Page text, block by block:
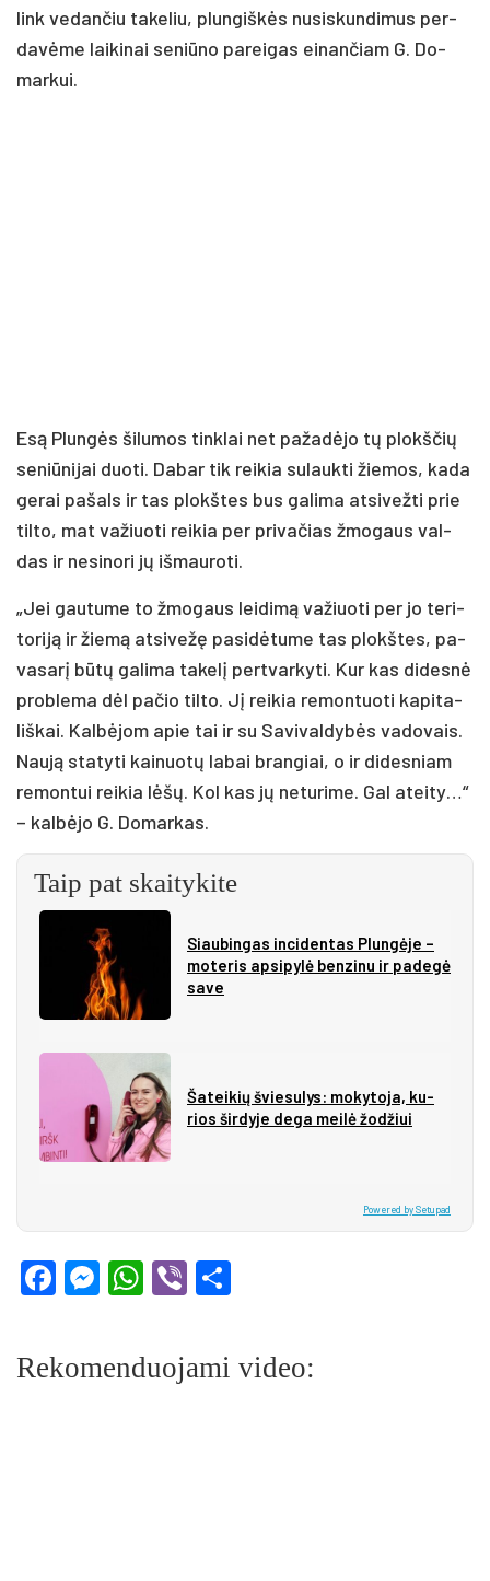
link ve­dan­čiu ta­ke­liu, plun­giš­kės nu­si­skun­di­mus per­
da­vė­me lai­ki­nai se­niū­no pa­rei­gas ei­nan­čiam G. Do­
mar­kui.
Esą Plun­gės ši­lu­mos tink­lai net pa­ža­dė­jo tų plokš­čių
se­niū­ni­jai duo­ti. Da­bar tik rei­kia su­lauk­ti žie­mos, ka­da
ge­rai pa­šals ir tas plokš­tes bus ga­li­ma at­si­vež­ti prie
til­to, mat va­žiuo­ti rei­kia per pri­va­čias žmo­gaus val­
das ir ne­si­no­ri jų iš­mau­ro­ti.
„Jei gau­tu­me to žmo­gaus lei­di­mą va­žiuo­ti per jo te­ri­
to­ri­ją ir žie­mą at­si­ve­žę pa­si­dė­tu­me tas plokš­tes, pa­
va­sa­rį bū­tų ga­li­ma ta­ke­lį per­tvar­ky­ti. Kur kas di­des­nė
pro­ble­ma dėl pa­čio til­to. Jį rei­kia re­mon­tuo­ti ka­pi­ta­
liš­kai. Kal­bė­jom apie tai ir su Sa­vi­val­dy­bės va­do­vais.
Nau­ją sta­ty­ti kai­nuo­tų la­bai bran­giai, o ir di­des­niam
re­mon­tui rei­kia lė­šų. Kol kas jų ne­tu­ri­me. Gal atei­ty…“
– kal­bė­jo G. Do­mar­kas.
Taip pat skaitykite
Siau­bin­gas in­ci­den­tas Plun­gė­je –
mo­te­ris ap­si­py­lė ben­zi­nu ir pa­de­gė
sa­ve
Ša­tei­kių švie­su­lys: mo­ky­to­ja, ku­
rios šir­dy­je de­ga mei­lė žo­džiui
Powered by Setupad
Facebook
Messenger
WhatsApp
Viber
Rekomenduojami video: